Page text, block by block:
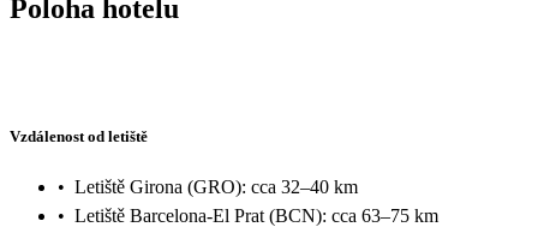
Poloha hotelu
Vzdálenost od letiště
• Letiště Girona (GRO): cca 32–40 km
• Letiště Barcelona-El Prat (BCN): cca 63–75 km